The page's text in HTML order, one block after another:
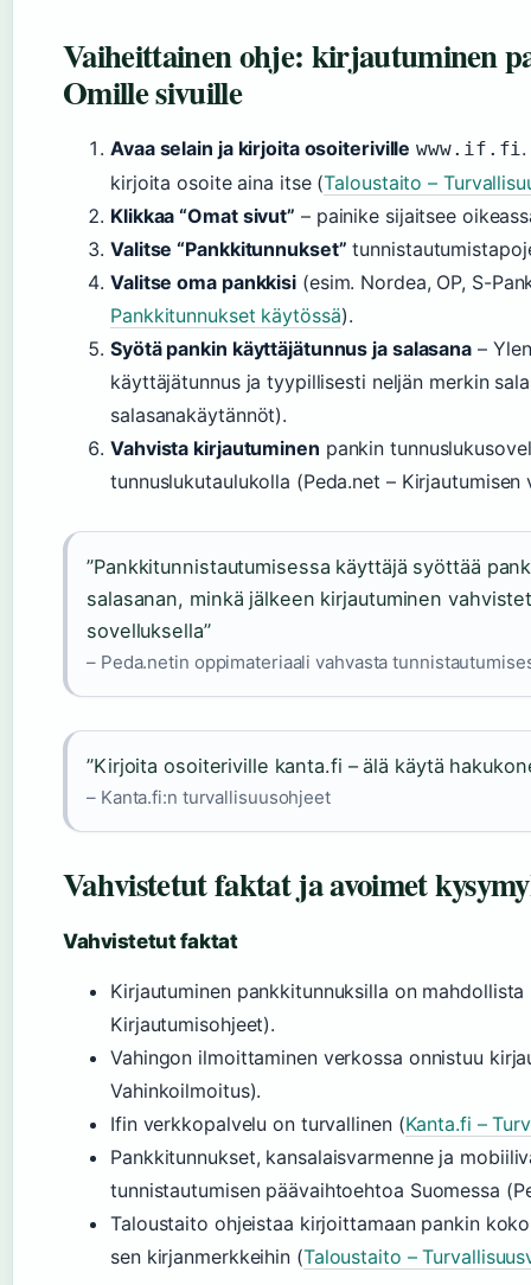
Vaiheittainen ohje: kirjautuminen
Omille sivuille
Avaa selain ja kirjoita osoiteriville www.if.fi
kirjoita osoite aina itse (Taloustaito –
Klikkaa “Omat sivut” – painike sijaitsee
Valitse “Pankkitunnukset”
Valitse oma pankkisi (esim. Nordea, OP, S-
Pankkitunnukset käytössä).
Syötä pankin käyttäjätunnus ja salasana –
käyttäjätunnus ja tyypillisesti neljän merkin
salasanakäytännöt).
Vahvista kirjautuminen pankin
tunnuslukutaulukolla (Peda.net – Kirjautumisen
”Pankkitunnistautumisessa käyttäjä syöttää
salasanan, minkä jälkeen kirjautuminen
sovelluksella”
– Peda.netin oppimateriaali vahvasta
”Kirjoita osoiteriville kanta.fi – älä käytä
– Kanta.fi:n turvallisuusohjeet
Vahvistetut faktat ja avoimet
Vahvistetut faktat
Kirjautuminen pankkitunnuksilla on
Kirjautumisohjeet).
Vahingon ilmoittaminen verkossa onnistuu
Vahinkoilmoitus).
Ifin verkkopalvelu on turvallinen (Kanta.fi –
Pankkitunnukset, kansalaisvarmenne ja
tunnistautumisen päävaihtoehtoa Suomessa
Taloustaito ohjeistaa kirjoittamaan pankin
sen kirjanmerkkeihin (Taloustaito –